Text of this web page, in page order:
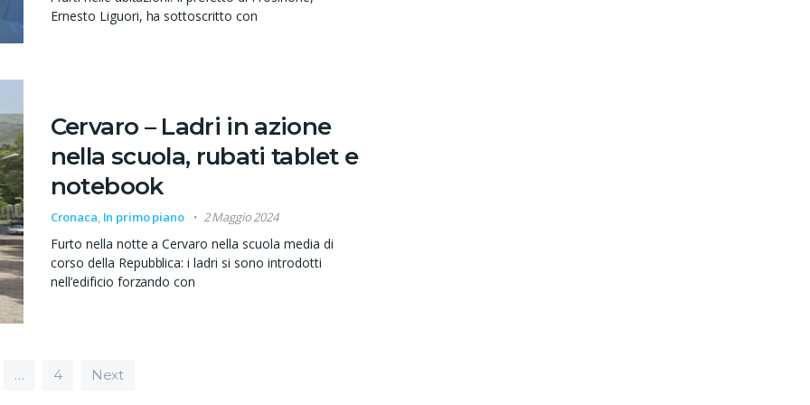
Ernesto Liguori, ha sottoscritto con
Cervaro – Ladri in azione
nella scuola, rubati tablet e
notebook
Cronaca, In primo piano 2 Maggio 2024
Furto nella notte a Cervaro nella scuola media di
corso della Repubblica: i ladri si sono introdotti
nell’edificio forzando con
… 4 Next